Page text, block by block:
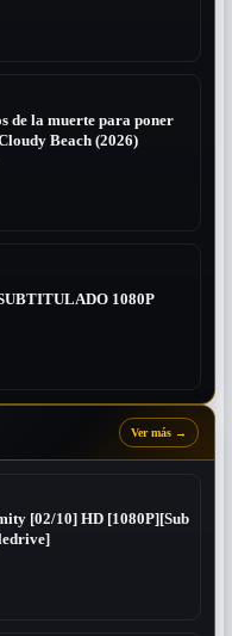
de la muerte para poner
Beach (2026)
1080P
Ver más →
[02/10] HD [1080P][Sub